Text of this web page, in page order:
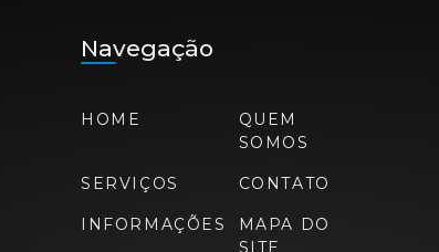
Navegação
HOME
QUEM
SOMOS
SERVIÇOS CONTATO
INFORMAÇÕES
MAPA DO
SITE